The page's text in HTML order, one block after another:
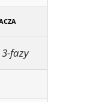
3-fazy